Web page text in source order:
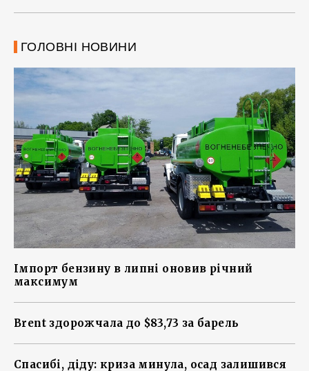
ГОЛОВНІ НОВИНИ
Імпорт бензину в липні оновив річний
максимум
Brent здорожчала до $83,73 за барель
Спасибі, діду: криза минула, осад залишився